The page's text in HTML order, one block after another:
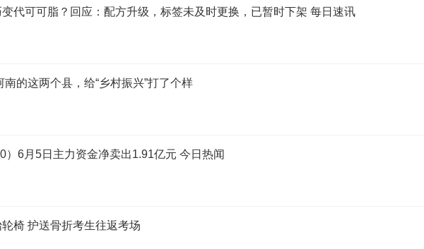
代可可脂？回应：配方升级，标签未及时更换，已暂时下架 每日速讯
南的这两个县，给“乡村振兴”打了个样
）6月5日主力资金净卖出1.91亿元 今日热闻
椅 护送骨折考生往返考场